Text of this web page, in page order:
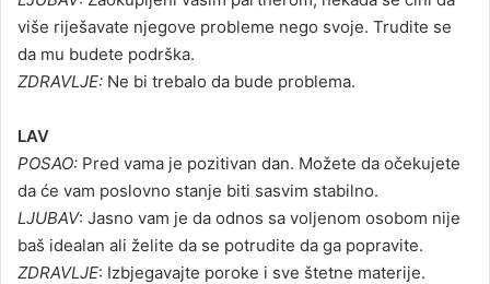
više riješavate njegove probleme nego svoje. Trudite se
da mu budete podrška.
ZDRAVLJE: Ne bi trebalo da bude problema.
LAV
POSAO: Pred vama je pozitivan dan. Možete da očekujete
da će vam poslovno stanje biti sasvim stabilno.
LJUBAV: Jasno vam je da odnos sa voljenom osobom nije
baš idealan ali želite da se potrudite da ga popravite.
ZDRAVLJE: Izbjegavajte poroke i sve štetne materije.